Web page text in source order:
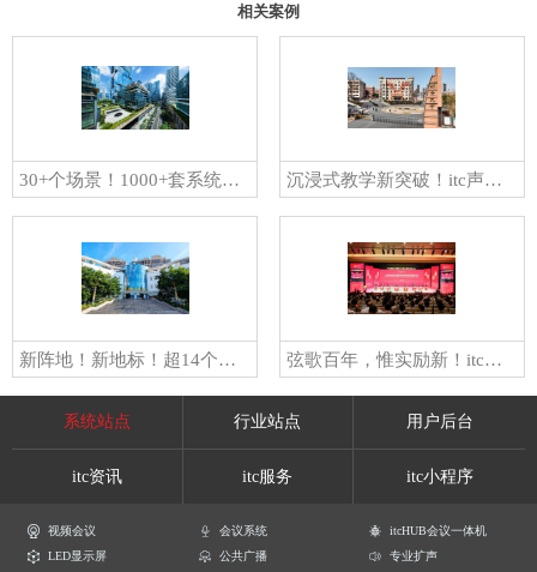
相关案例
30+个场景！1000+套系统设备！itc全方位助力锦江酒店中国区深圳总部打造智慧楼宇新标杆 沉浸式教学新突破！itc声光影平台、线阵音箱、校园广播等系统全面助力「江西新余九中」打造智慧教育新样态
新阵地！新地标！超14个场景！itcLED显示屏、会议平板、专业扩声等系统成功应用于平和县工人文化宫 弦歌百年，惟实励新！itc声光电视讯系统与您共襄广东实验中学建校100周年盛典！
系统站点 行业站点 用户后台
itc资讯 itc服务 itc小程序
视频会议 会议系统
itcHUB会议一体机
LED显示屏
公共广播 专业扩声